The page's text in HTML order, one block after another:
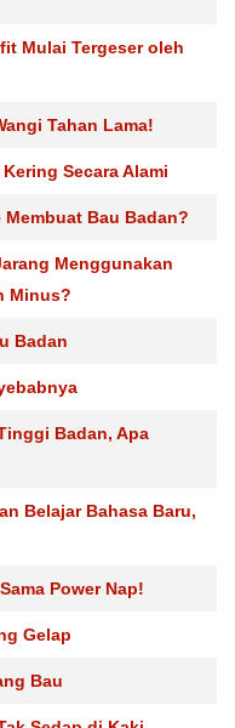
Mulai Tergeser oleh
Tahan Lama!
Secara Alami
Bau Badan?
Menggunakan
Minus?
Badan
Badan, Apa
Belajar Bahasa Baru,
Power Nap!
Gelap
Bau